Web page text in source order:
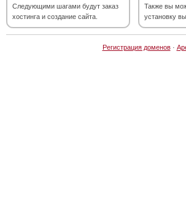
Следующими шагами будут заказ
хостинга и создание сайта.
Также вы
установку
Регистрация доменов·